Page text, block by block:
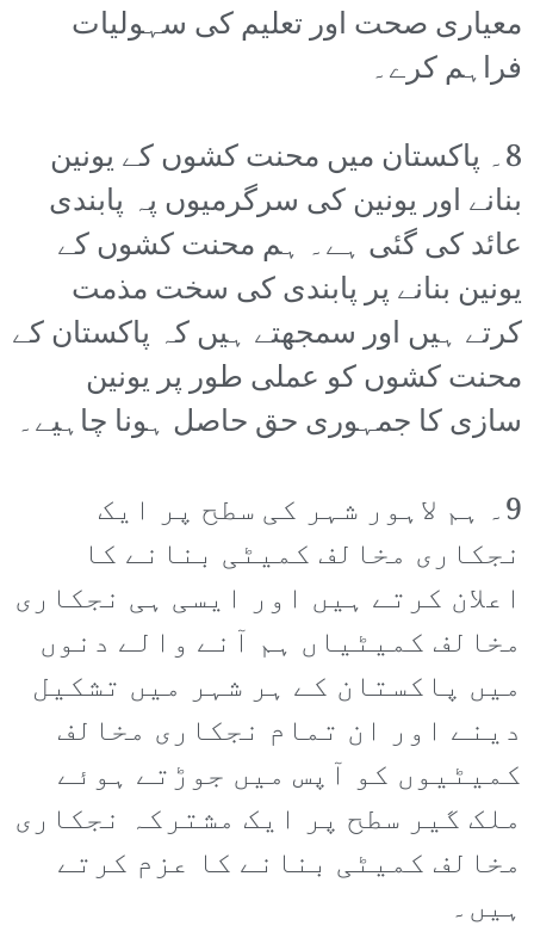
معیاری صحت اور تعلیم کی سہولیات
فراہم کرے۔
8۔ پاکستان میں محنت کشوں کے یونین
بنانے اور یونین کی سرگرمیوں پہ پابندی
عائد کی گئی ہے۔ ہم محنت کشوں کے
یونین بنانے پر پابندی کی سخت مذمت
کرتے ہیں اور سمجھتے ہیں کہ پاکستان کے
محنت کشوں کو عملی طور پر یونین
سازی کا جمہوری حق حاصل ہونا چاہیے۔
9۔ ہم لاہور شہر کی سطح پر ایک
نجکاری مخالف کمیٹی بنانے کا
اعلان کرتے ہیں اور ایسی ہی نجکاری
مخالف کمیٹیاں ہم آنے والے دنوں
میں پاکستان کے ہر شہر میں تشکیل
دینے اور ان تمام نجکاری مخالف
کمیٹیوں کو آپس میں جوڑتے ہوئے
ملک گیر سطح پر ایک مشترکہ نجکاری
مخالف کمیٹی بنانے کا عزم کرتے
ہیں۔